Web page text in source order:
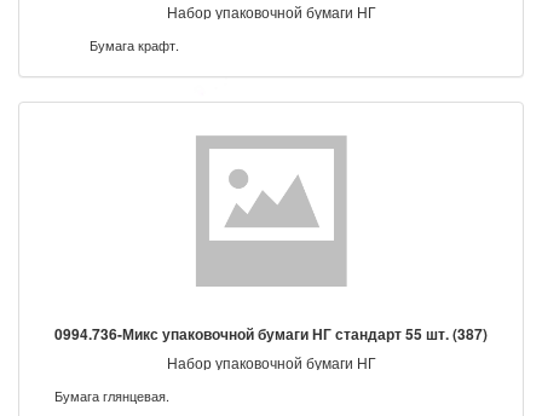
Набор упаковочной бумаги НГ
Бумага крафт.
0994.736-Микс упаковочной бумаги НГ стандарт 55 шт. (387)
Набор упаковочной бумаги НГ
Бумага глянцевая.